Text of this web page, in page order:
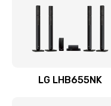
Ремонт / замена
LG LHB655NK